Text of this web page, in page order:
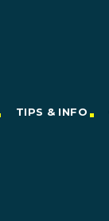
TIPS & INFO